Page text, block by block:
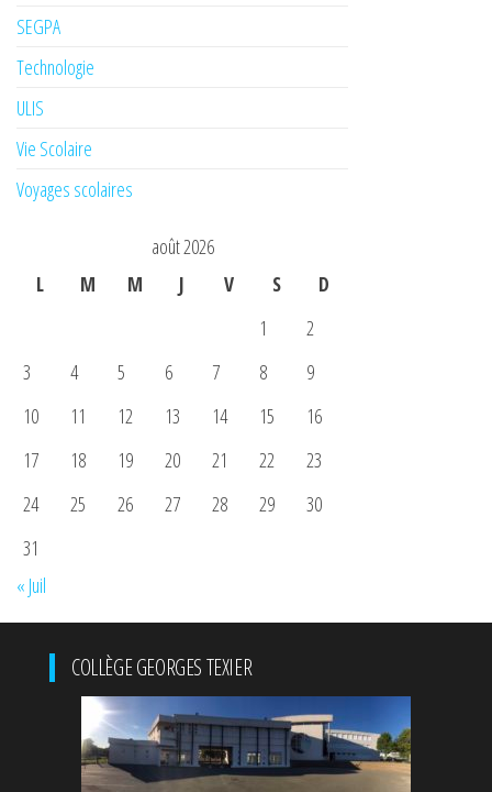
SEGPA
Technologie
ULIS
Vie Scolaire
Voyages scolaires
août 2026
L
M M J V S
D
1
2
3
4 5 6 7 8
9
10
11 12 13 14 15
16
17
18 19 20 21 22
23
24
25 26 27 28 29
30
31
« Juil
COLLÈGE GEORGES TEXIER